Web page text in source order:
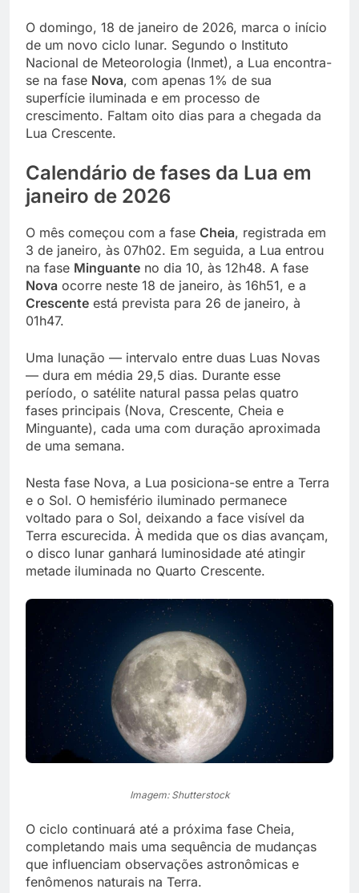
O domingo, 18 de janeiro de 2026, marca o início
de um novo ciclo lunar. Segundo o Instituto
Nacional de Meteorologia (Inmet), a Lua encontra-
se na fase Nova, com apenas 1% de sua
superfície iluminada e em processo de
crescimento. Faltam oito dias para a chegada da
Lua Crescente.
Calendário de fases da Lua em
janeiro de 2026
O mês começou com a fase Cheia, registrada em
3 de janeiro, às 07h02. Em seguida, a Lua entrou
na fase Minguante no dia 10, às 12h48. A fase
Nova ocorre neste 18 de janeiro, às 16h51, e a
Crescente está prevista para 26 de janeiro, à
01h47.
Uma lunação — intervalo entre duas Luas Novas
— dura em média 29,5 dias. Durante esse
período, o satélite natural passa pelas quatro
fases principais (Nova, Crescente, Cheia e
Minguante), cada uma com duração aproximada
de uma semana.
Nesta fase Nova, a Lua posiciona-se entre a Terra
e o Sol. O hemisfério iluminado permanece
voltado para o Sol, deixando a face visível da
Terra escurecida. À medida que os dias avançam,
o disco lunar ganhará luminosidade até atingir
metade iluminada no Quarto Crescente.
Imagem: Shutterstock
O ciclo continuará até a próxima fase Cheia,
completando mais uma sequência de mudanças
que influenciam observações astronômicas e
fenômenos naturais na Terra.